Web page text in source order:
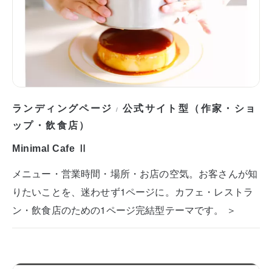
ランディングページ / 公式サイト型（作家・ショ
ップ・飲食店）
Minimal Cafe Ⅱ
メニュー・営業時間・場所・お店の空気。お客さんが知
りたいことを、迷わせず1ページに。カフェ・レストラ
ン・飲食店のための1ページ完結型テーマです。 ＞